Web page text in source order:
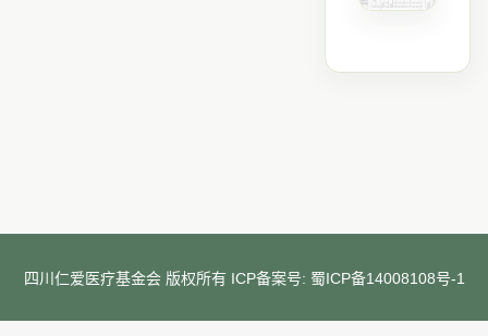
四川仁爱医疗基金会 版权所有 ICP备案号: 蜀ICP备14008108号-1